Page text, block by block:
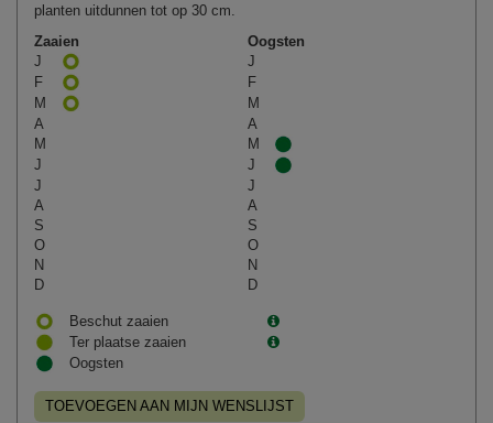
planten uitdunnen tot op 30 cm.
Zaaien
Oogsten
J
J
F
F
M
M
A
A
M
M
J
J
J
J
A
A
S
S
O
O
N
N
D
D
Beschut zaaien
Ter plaatse zaaien
Oogsten
TOEVOEGEN AAN MIJN WENSLIJST